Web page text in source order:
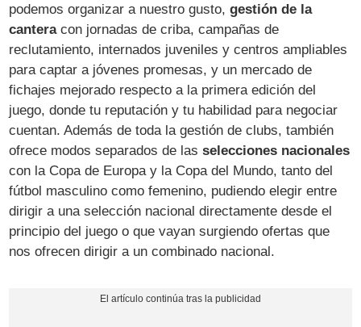
podemos organizar a nuestro gusto,gestión de la
canteracon jornadas de criba, campañas de
reclutamiento, internados juveniles y centros ampliables
para captar a jóvenes promesas, y un mercado de
fichajes mejorado respecto a la primera edición del
juego, donde tu reputación y tu habilidad para negociar
cuentan. Además de toda la gestión de clubs, también
ofrece modos separados de lasselecciones nacionales
con la Copa de Europa y la Copa del Mundo, tanto del
fútbol masculino como femenino, pudiendo elegir entre
dirigir a una selección nacional directamente desde el
principio del juego o que vayan surgiendo ofertas que
nos ofrecen dirigir a un combinado nacional.